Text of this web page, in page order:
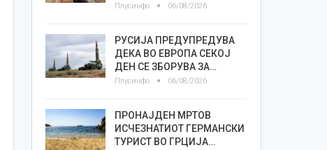
Плусинфо 06/08/2026
РУСИЈА ПРЕДУПРЕДУВА
ДЕКА ВО ЕВРОПА СЕКОЈ
ДЕН СЕ ЗБОРУВА ЗА…
Плусинфо 06/08/2026
ПРОНАЈДЕН МРТОВ
ИСЧЕЗНАТИОТ ГЕРМАНСКИ
ТУРИСТ ВО ГРЦИЈА…